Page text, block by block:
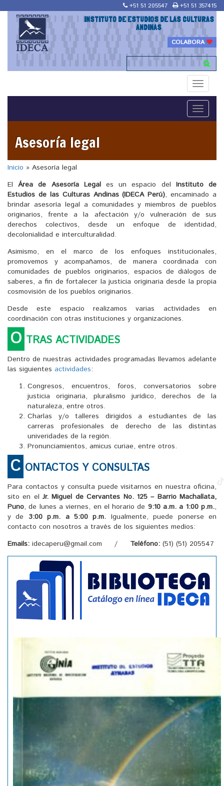
+51 51 205547 +51 51 357415
INSTITUTO DE ESTUDIOS DE LAS CULTURAS
ANDINAS
COLABORA
Toggle
Toggle
Asesoría legal
Inicio » Asesoría legal
ElÁrea de Asesoría Legales un espacio del Instituto de
Estudios de las Culturas Andinas (IDECA Perú), encaminado a
brindar asesoría legal a comunidades y miembros de pueblos
originarios, frente a la afectación y/o vulneración de sus
derechos colectivos, desde un enfoque de identidad,
decolonialidad e interculturalidad.
Asimismo, en el marco de los enfoques institucionales,
promovemos y acompañamos, de manera coordinada con
comunidades de pueblos originarios, espacios de diálogos de
saberes, a fin de fortalecer la justicia originaria desde la propia
cosmovisión de los pueblos originarios.
Desde este espacio realizamos varias actividades en
coordinación con otras instituciones y organizaciones.
O TRAS ACTIVIDADES
Dentro de nuestras actividades programadas llevamos adelante
las siguientes actividades:
Congresos, encuentros, foros, conversatorios sobre
justicia originaria, pluralismo jurídico, derechos de la
naturaleza, entre otros.
Charlas y/o talleres dirigidos a estudiantes de las
carreras profesionales de derecho de las distintas
univeridades de la región.
Pronunciamientos, amicus curiae, entre otros.
C ONTACTOS Y CONSULTAS
Para contactos y consulta puede visitarnos en nuestra oficina,
sito en elJr. Miguel de Cervantes No. 125 – Barrio Machallata,
Puno, de lunes a viernes, en el horario de 9:10 a.m. a 1:00 p.m.,
y de 3:00 p.m. a 5:00 p.m. Igualmente, puede ponerse en
contacto con nosotros a través de los siguientes medios:
Emails: idecaperu@gmail.com / Teléfono: (51) (51) 205547